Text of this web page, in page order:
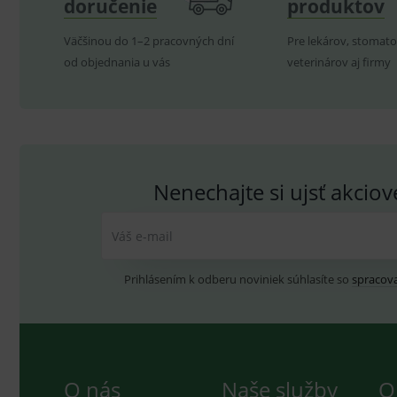
doručenie
Väčšinou do 1–2 pracovných dní
od objednania u vás
produktov
Pre lekárov,
veterinárov aj firmy
Nenechajte si ujsť
Váš e-mail
Prihlásením k odberu noviniek súhlasíte so
O nás Naše služby
YSC
sid
_ga_GXRFBLV37P